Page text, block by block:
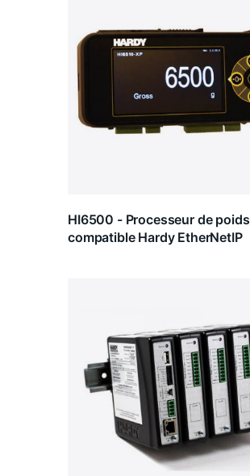
HI6500 - Processeur de poids
compatible Hardy EtherNetIP